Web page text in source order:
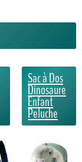
Sac à Dos
Dinosaure
Enfant
Peluche